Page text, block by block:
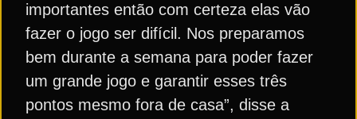
importantes então com certeza elas vão
fazer o jogo ser difícil. Nos preparamos
bem durante a semana para poder fazer
um grande jogo e garantir esses três
pontos mesmo fora de casa”, disse a